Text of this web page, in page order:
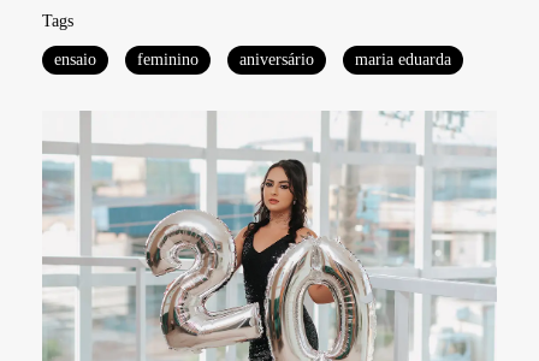
Tags
ensaio feminino aniversário maria eduarda